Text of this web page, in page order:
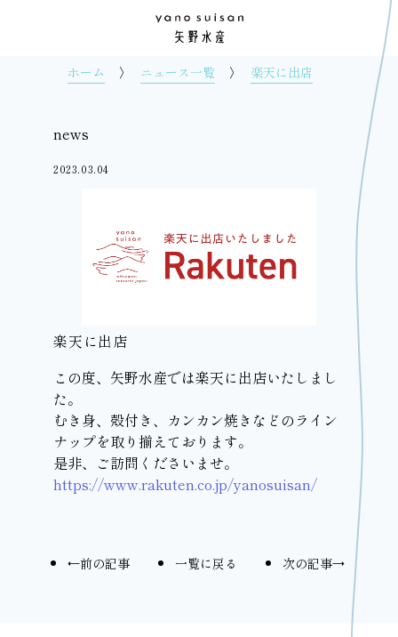
ホーム ニュース一覧 楽天に出店
news
2023.03.04
楽天に出店
この度、矢野水産では楽天に出店いたしまし
た。
むき身、殻付き、カンカン焼きなどのライン
ナップを取り揃えております。
是非、ご訪問くださいませ。
https://www.rakuten.co.jp/yanosuisan/
←前の記事 一覧に戻る 次の記事→